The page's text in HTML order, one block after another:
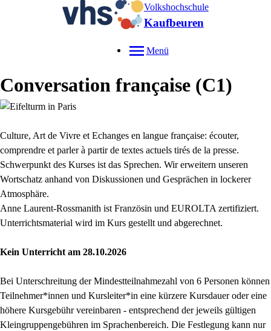
Volkshochschule
Kaufbeuren
Menü
Conversation française (C1)
Culture, Art de Vivre et Echanges en langue française: écouter,
comprendre et parler à partir de textes actuels tirés de la presse.
Schwerpunkt des Kurses ist das Sprechen. Wir erweitern unseren
Wortschatz anhand von Diskussionen und Gesprächen in lockerer
Atmosphäre.
Anne Laurent-Rossmanith ist Französin und EUROLTA zertifiziert.
Unterrichtsmaterial wird im Kurs gestellt und abgerechnet.
Kein Unterricht am 28.10.2026
Bei Unterschreitung der Mindestteilnahmezahl von 6 Personen können
Teilnehmer*innen und Kursleiter*in eine kürzere Kursdauer oder eine
höhere Kursgebühr vereinbaren - entsprechend der jeweils gültigen
Kleingruppengebühren im Sprachenbereich. Die Festlegung kann nur